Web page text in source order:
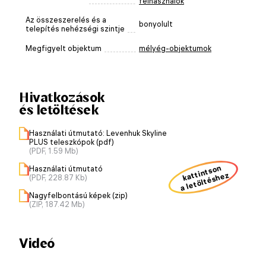
Az összeszerelés és a
telepítés nehézségi szintje
bonyolult
Megfigyelt objektum mélyég-objektumok
Hivatkozások
és letöltések
Használati útmutató: Levenhuk Skyline
PLUS teleszkópok (pdf)
(PDF, 1.59 Mb)
Használati útmutató
(PDF, 228.87 Kb)
Nagyfelbontású képek (zip)
(ZIP, 187.42 Mb)
kattintson
a letöltéshez
Videó